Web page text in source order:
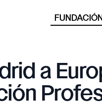
FUNDACIÓN
a